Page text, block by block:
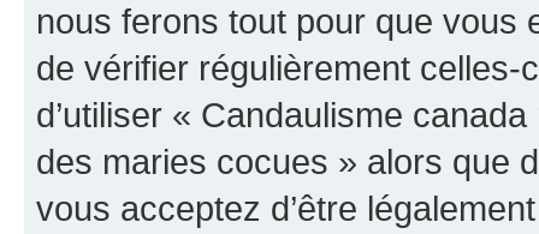
nous ferons tout pour que vous
de vérifier régulièrement
d’utiliser « Candaulisme
des maries cocues » alors que
vous acceptez d’être